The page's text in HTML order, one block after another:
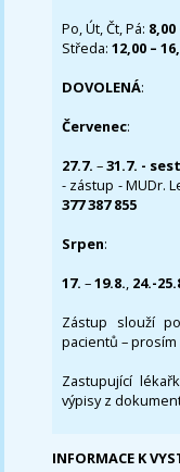
Po, Út, Čt, Pá:
Středa:12,00 –
DOVOLENÁ:
Červenec:
27.7.–31.7. -
- zástup - MUDr.
377 387 855
Srpen:
17. –19.8., 24.-
Zástup slouží
pacientů –
Zastupující
výpisy z
INFORMACE K